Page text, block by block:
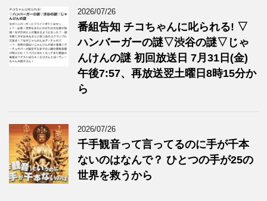
2026/07/26
番組告知 チコちゃんに叱られる! ▽
ハンバーガーの謎▽渋谷の謎▽じゃ
んけんの謎 初回放送日 7月31日(金)
午後7:57、再放送翌土曜日8時15分か
ら
2026/07/26
千手観音って言ってるのに手が千本
ないのはなんで？ ひとつの手が25の
世界を救うから